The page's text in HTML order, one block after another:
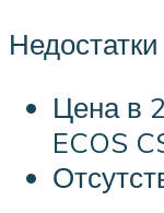
Недостатки
Цена в
ECOS